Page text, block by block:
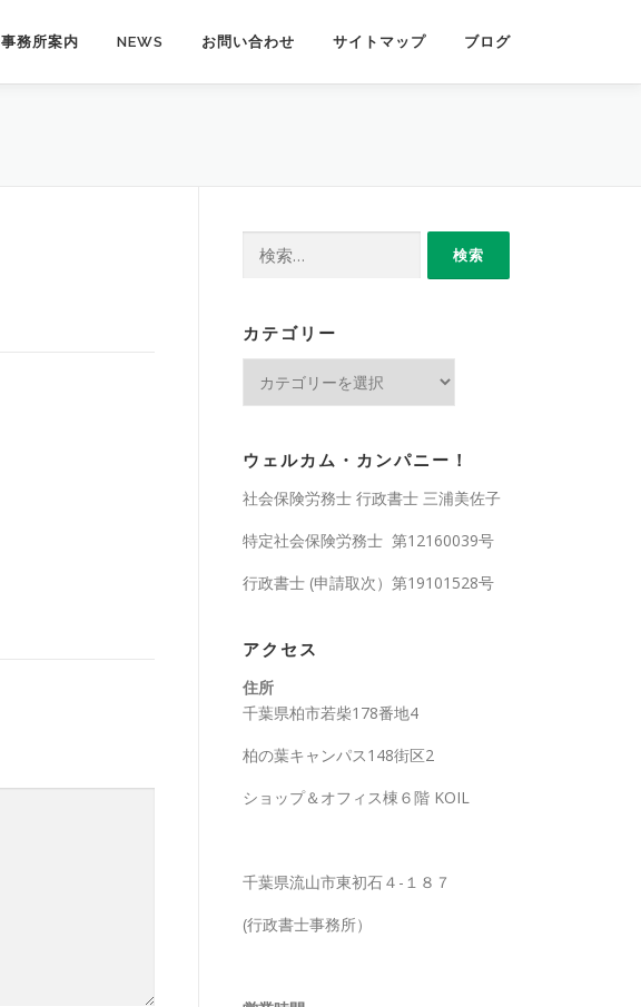
事務所案内 NEWS お問い合わせ サイトマップ ブログ
カテゴリー
ー
ウェルカム・カンパニー！
社会保険労務士 行政書士 三浦美佐子
特定社会保険労務士 第12160039号
行政書士 (申請取次）第19101528号
アクセス
住所
千葉県柏市若柴178番地4
柏の葉キャンパス148街区2
ショップ＆オフィス棟６階 KOIL
千葉県流山市東初石４-１８７
(行政書士事務所）